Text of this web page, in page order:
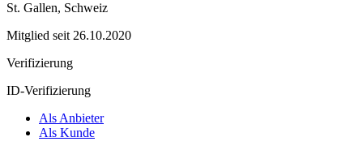
St. Gallen, Schweiz
Mitglied seit 26.10.2020
Verifizierung
ID-Verifizierung
Als Anbieter
Als Kunde